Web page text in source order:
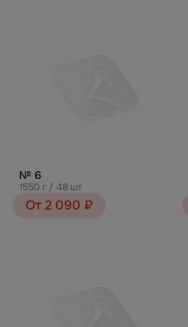
№ 6
1550 г / 48 шт
От 2 090 ₽